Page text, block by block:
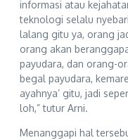
informasi atau
teknologi selalu
lalang gitu ya, orang
orang akan
payudara, dan orang-
begal payudara,
ayahnya’ gitu, jadi
loh,” tutur Arni.
Menanggapi hal